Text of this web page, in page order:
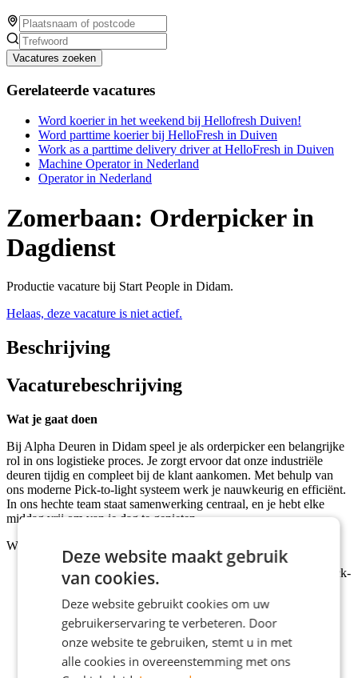
Vacatures zoeken
Gerelateerde vacatures
Word koerier in het weekend bij Hellofresh Duiven!
Word parttime koerier bij HelloFresh in Duiven
Work as a parttime delivery driver at HelloFresh in Duiven
Machine Operator in Nederland
Operator in Nederland
Zomerbaan: Orderpicker in
Dagdienst
Productie vacature bij Start People in Didam.
Helaas, deze vacature is niet actief.
Beschrijving
Vacaturebeschrijving
Wat je gaat doen
Bij Alpha Deuren in Didam speel je als orderpicker een belangrijke
rol in ons logistieke proces. Je zorgt ervoor dat onze industriële
deuren tijdig en compleet bij de klant aankomen. Met behulp van
ons moderne Pick-to-light systeem werk je nauwkeurig en efficiënt.
In ons hechte team staat samenwerking centraal, en je hebt elke
middag vrij om van je dag te genieten.
Wat je gaat doen:
Orderpicken: je verzamelt producten met behulp van het Pick-
to-light systeem en zorgt dat alles compleet is.
Aanvullen: je houdt de voorraad in het magazijn op peil en
controleert op kwaliteit.
Samenwerken: je werkt nauw samen met collega’s om het
proces soepel te laten verlopen.
Bijdragen: je helpt mee aan een nette, veilige en
overzichtelijke werkomgeving.
Deze website maakt gebruik
van cookies.
Deze website gebruikt cookies om uw
gebruikerservaring te verbeteren. Door
onze website te gebruiken, stemt u in met
alle cookies in overeenstemming met ons